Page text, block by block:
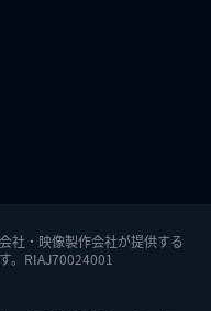
社・映像製作会社が提供する
。RIAJ70024001